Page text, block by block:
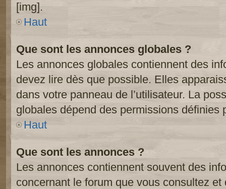
[img].
Haut
Que sont les annonces globales ?
Les annonces globales contiennent des
devez lire dès que possible. Elles
dans votre panneau de l’utilisateur. La
globales dépend des permissions définies
Haut
Que sont les annonces ?
Les annonces contiennent souvent des
concernant le forum que vous consultez